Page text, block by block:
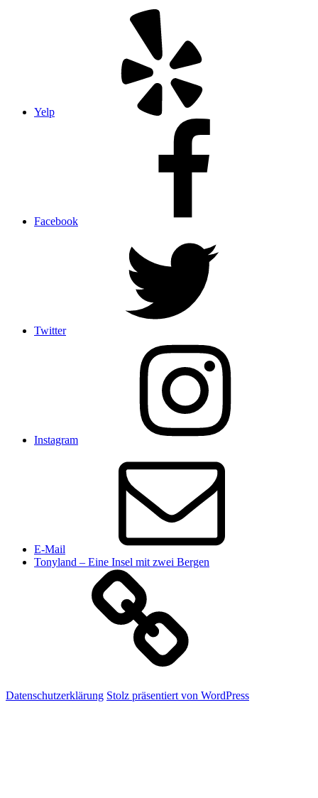
Yelp
Facebook
Twitter
Instagram
E-Mail
Tonyland – Eine Insel mit zwei Bergen
Datenschutzerklärung Stolz präsentiert von WordPress